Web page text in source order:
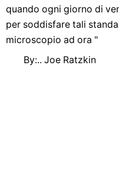
quando ogni giorno di
per soddisfare tali
microscopio ad ora "
By:.. Joe Ratzkin